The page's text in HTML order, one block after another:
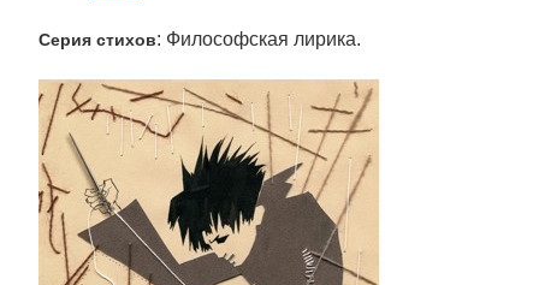
Серия стихов: Философская лирика.